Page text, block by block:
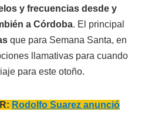
y frecuencias desde y
a Córdoba. El principal
que para Semana Santa, en
llamativas para cuando
para este otoño.
Rodolfo Suarez anunció